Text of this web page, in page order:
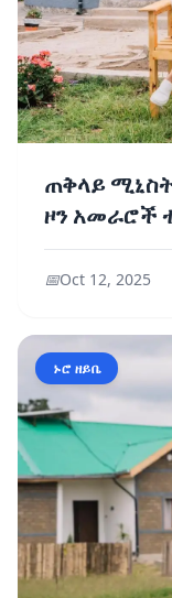
ጠቅላይ
ዞን አመራሮች
📅Oct 12, 2025
ኑሮ ዘይቤ